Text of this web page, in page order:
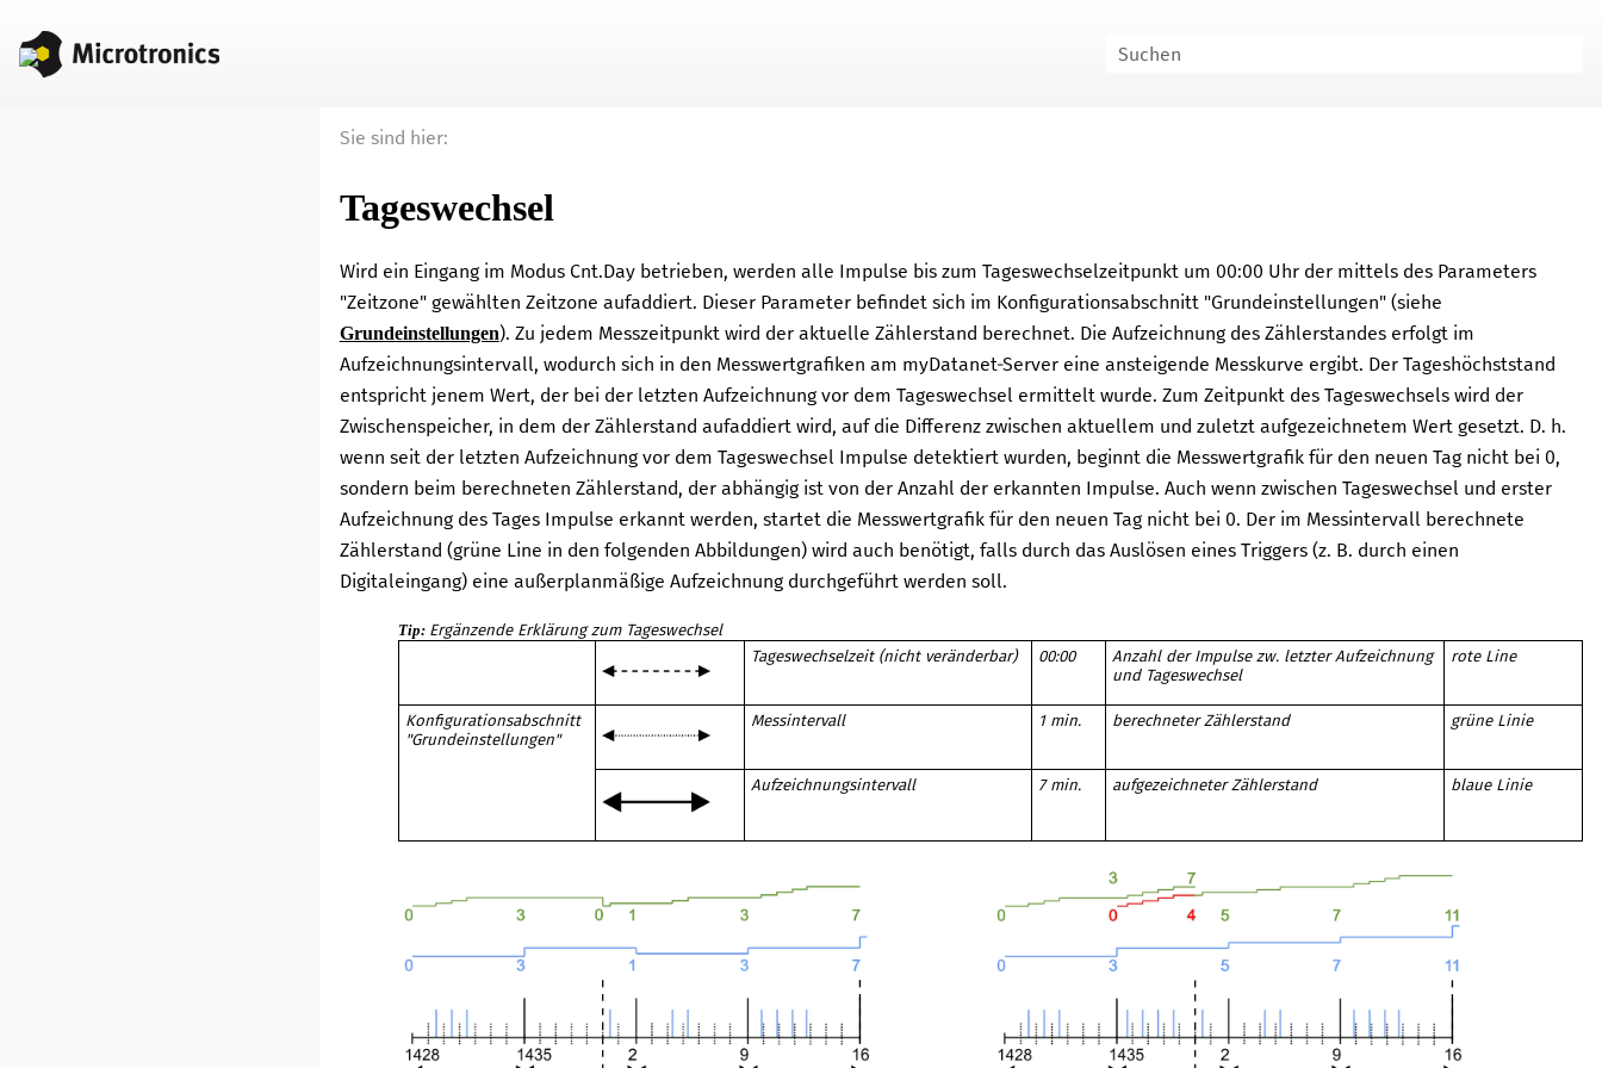
Sie sind hier:
Tageswechsel
Wird ein Eingang im Modus Cnt.Day betrieben, werden alle Impulse bis zum Tageswechselzeitpunkt um 00:00 Uhr der mittels des Parameters
"Zeitzone" gewählten Zeitzone aufaddiert. Dieser Parameter befindet sich im Konfigurationsabschnitt "Grundeinstellungen" (siehe
Grundeinstellungen). Zu jedem Messzeitpunkt wird der aktuelle Zählerstand berechnet. Die Aufzeichnung des Zählerstandes erfolgt im
Aufzeichnungsintervall, wodurch sich in den Messwertgrafiken am myDatanet-Server eine ansteigende Messkurve ergibt. Der Tageshöchststand
entspricht jenem Wert, der bei der letzten Aufzeichnung vor dem Tageswechsel ermittelt wurde. Zum Zeitpunkt des Tageswechsels wird der
Zwischenspeicher, in dem der Zählerstand aufaddiert wird, auf die Differenz zwischen aktuellem und zuletzt aufgezeichnetem Wert gesetzt. D. h.
wenn seit der letzten Aufzeichnung vor dem Tageswechsel Impulse detektiert wurden, beginnt die Messwertgrafik für den neuen Tag nicht bei 0,
sondern beim berechneten Zählerstand, der abhängig ist von der Anzahl der erkannten Impulse. Auch wenn zwischen Tageswechsel und erster
Aufzeichnung des Tages Impulse erkannt werden, startet die Messwertgrafik für den neuen Tag nicht bei 0. Der im Messintervall berechnete
Zählerstand (grüne Line in den folgenden Abbildungen) wird auch benötigt, falls durch das Auslösen eines Triggers (z. B. durch einen
Digitaleingang) eine außerplanmäßige Aufzeichnung durchgeführt werden soll.
Tip: Ergänzende Erklärung zum Tageswechsel
Tageswechselzeit (nicht veränderbar)
00:00
Anzahl der Impulse zw. letzter Aufzeichnung
und Tageswechsel
rote Line
Konfigurationsabschnitt
"Grundeinstellungen"
Messintervall 1 min. berechneter Zählerstand grüne Linie
Aufzeichnungsintervall 7 min. aufgezeichneter Zählerstand blaue Linie